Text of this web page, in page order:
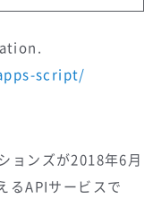
script/
ョンズが2018年6月
るAPIサービスで